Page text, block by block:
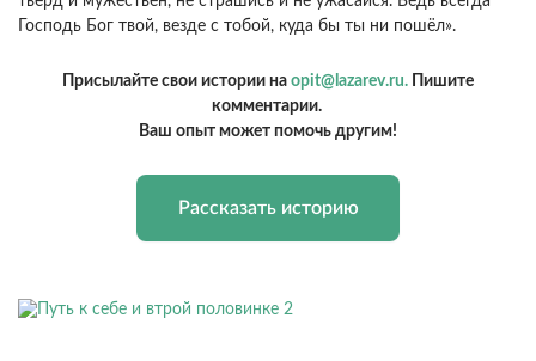
Господь Бог твой, везде с тобой, куда бы ты ни пошёл».
Присылайте свои истории на opit@lazarev.ru. Пишите
комментарии.
Ваш опыт может помочь другим!
Рассказать историю